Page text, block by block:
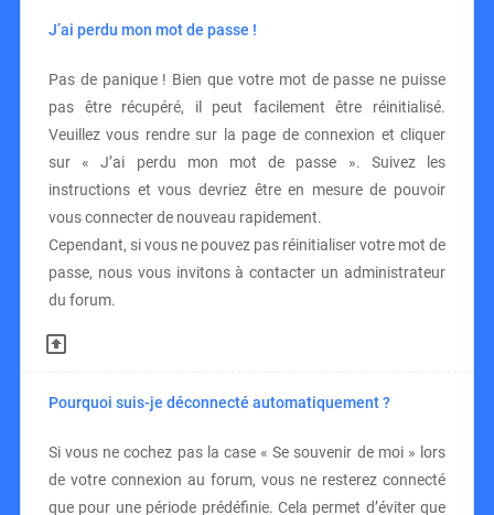
J’ai perdu mon mot de passe !
Pas de panique ! Bien que votre mot de passe ne puisse
pas être récupéré, il peut facilement être réinitialisé.
Veuillez vous rendre sur la page de connexion et cliquer
sur « J’ai perdu mon mot de passe ». Suivez les
instructions et vous devriez être en mesure de pouvoir
vous connecter de nouveau rapidement.
Cependant, si vous ne pouvez pas réinitialiser votre mot de
passe, nous vous invitons à contacter un administrateur
du forum.
Pourquoi suis-je déconnecté automatiquement ?
Si vous ne cochez pas la case « Se souvenir de moi » lors
de votre connexion au forum, vous ne resterez connecté
que pour une période prédéfinie. Cela permet d’éviter que